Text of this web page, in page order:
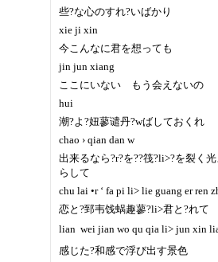
些?な心のすれ?いばかり
xie ji xin
今こんなに君を想っても
jin jun xiang
ここにいない もう会えないの
hui
潮?よ?妞蓼谴丹?wばしておくれ
chao › qian dan w
出来るなら?r?を??筏?li>?を裂く
らして
chu lai •r ‘ fa pi li> lie guang er ren
恋と?郅韦饯蜗趣蓼?li>君と?れて
lian  wei jian wo qu qia li> jun xin
感じた?和感で浮び出す景色